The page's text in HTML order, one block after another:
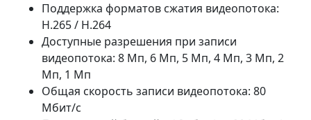
Поддержка форматов сжатия видеопотока:
H.265 / H.264
Доступные разрешения при записи
видеопотока: 8 Мп, 6 Мп, 5 Мп, 4 Мп, 3 Мп, 2
Мп, 1 Мп
Общая скорость записи видеопотока: 80
Мбит/с